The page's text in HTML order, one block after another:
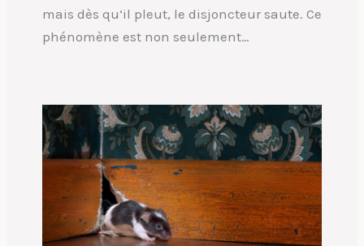
mais dès qu’il pleut, le disjoncteur saute. Ce
phénomène est non seulement…